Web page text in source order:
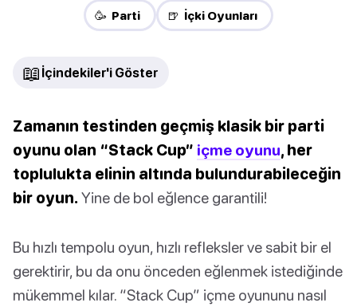
🥳 Parti 🍺 İçki Oyunları
📖 İçindekiler'i Göster
Zamanın testinden geçmiş klasik bir parti
oyunu olan “Stack Cup” içme oyunu, her
toplulukta elinin altında bulundurabileceğin
bir oyun. Yine de bol eğlence garantili!
Bu hızlı tempolu oyun, hızlı refleksler ve sabit bir el
gerektirir, bu da onu önceden eğlenmek istediğinde
mükemmel kılar. “Stack Cup” içme oyununu nasıl